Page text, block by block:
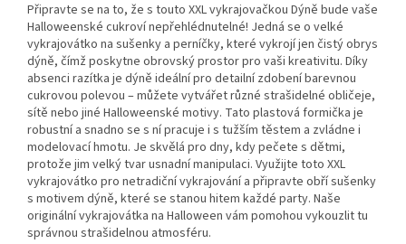
Připravte se na to, že s touto XXL vykrajovačkou Dýně bude vaše
Halloweenské cukroví nepřehlédnutelné! Jedná se o velké
vykrajovátko na sušenky a perníčky, které vykrojí jen čistý obrys
dýně, čímž poskytne obrovský prostor pro vaši kreativitu. Díky
absenci razítka je dýně ideální pro detailní zdobení barevnou
cukrovou polevou – můžete vytvářet různé strašidelné obličeje,
sítě nebo jiné Halloweenské motivy. Tato plastová formička je
robustní a snadno se s ní pracuje i s tužším těstem a zvládne i
modelovací hmotu. Je skvělá pro dny, kdy pečete s dětmi,
protože jim velký tvar usnadní manipulaci. Využijte toto XXL
vykrajovátko pro netradiční vykrajování a připravte obří sušenky
s motivem dýně, které se stanou hitem každé party. Naše
originální vykrajovátka na Halloween vám pomohou vykouzlit tu
správnou strašidelnou atmosféru.